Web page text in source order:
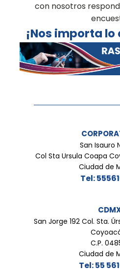
con nosotros
¡Nos importa
San Isauro
Col Sta Ursula Coapa
Ciudad de
Tel:
San Jorge 192 Col. Sta.
C.P.
Ciudad de
Tel: 55